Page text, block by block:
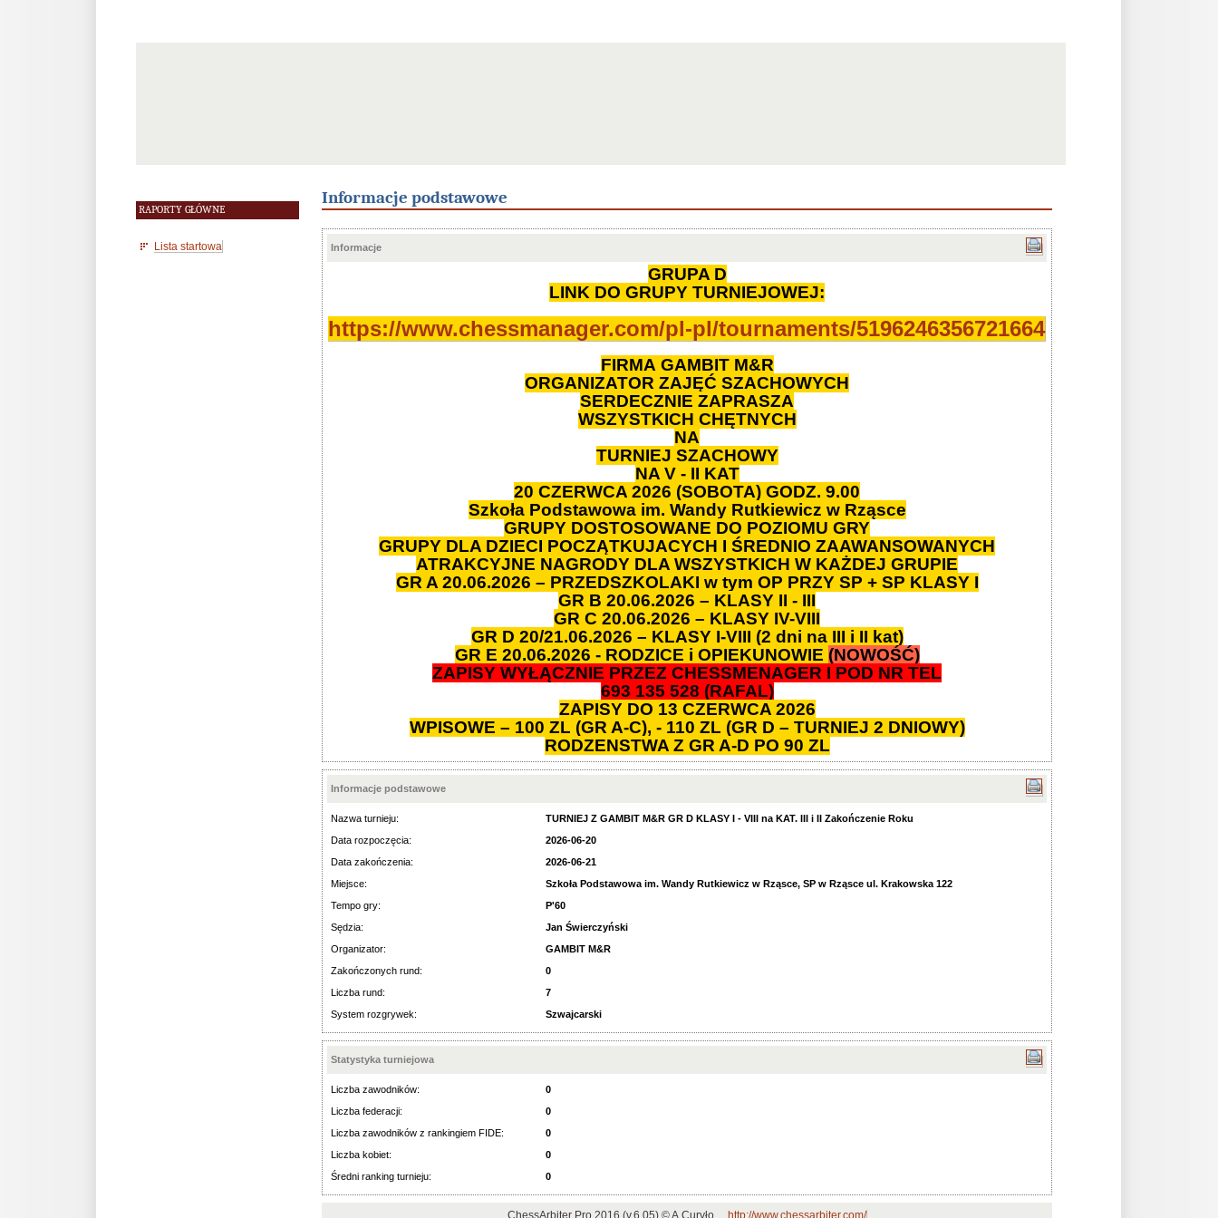
RAPORTY GŁÓWNE
Lista startowa
Informacje podstawowe
Informacje
GRUPA D
LINK DO GRUPY TURNIEJOWEJ:
https://www.chessmanager.com/pl-pl/tournaments/5196246356721664
FIRMA GAMBIT M&R
ORGANIZATOR ZAJĘĆ SZACHOWYCH
SERDECZNIE ZAPRASZA
WSZYSTKICH CHĘTNYCH
NA
TURNIEJ SZACHOWY
NA V - II KAT
20 CZERWCA 2026 (SOBOTA) GODZ. 9.00
Szkoła Podstawowa im. Wandy Rutkiewicz w Rząsce
GRUPY DOSTOSOWANE DO POZIOMU GRY
GRUPY DLA DZIECI POCZĄTKUJACYCH I ŚREDNIO ZAAWANSOWANYCH
ATRAKCYJNE NAGRODY DLA WSZYSTKICH W KAŻDEJ GRUPIE
GR A 20.06.2026 – PRZEDSZKOLAKI w tym OP PRZY SP + SP KLASY I
GR B 20.06.2026 – KLASY II - III
GR C 20.06.2026 – KLASY IV-VIII
GR D 20/21.06.2026 – KLASY I-VIII (2 dni na III i II kat)
GR E 20.06.2026 - RODZICE i OPIEKUNOWIE (NOWOŚĆ)
ZAPISY WYŁĄCZNIE PRZEZ CHESSMENAGER I POD NR TEL
693 135 528 (RAFAL)
ZAPISY DO 13 CZERWCA 2026
WPISOWE – 100 ZL (GR A-C), - 110 ZL (GR D – TURNIEJ 2 DNIOWY)
RODZENSTWA Z GR A-D PO 90 ZL
Informacje podstawowe
Nazwa turnieju:
TURNIEJ Z GAMBIT M&R GR D KLASY I - VIII na KAT. III i II Zakończenie Roku
Data rozpoczęcia:
2026-06-20
Data zakończenia:
2026-06-21
Miejsce:
Szkoła Podstawowa im. Wandy Rutkiewicz w Rząsce, SP w Rząsce ul. Krakowska 122
Tempo gry:
P'60
Sędzia:
Jan Świerczyński
Organizator:
GAMBIT M&R
Zakończonych rund:
0
Liczba rund:
7
System rozgrywek:
Szwajcarski
Statystyka turniejowa
Liczba zawodników:
0
Liczba federacji:
0
Liczba zawodników z rankingiem FIDE:
0
Liczba kobiet:
0
Średni ranking turnieju:
0
ChessArbiter Pro 2016 (v.6.05) © A.Curyło http://www.chessarbiter.com/